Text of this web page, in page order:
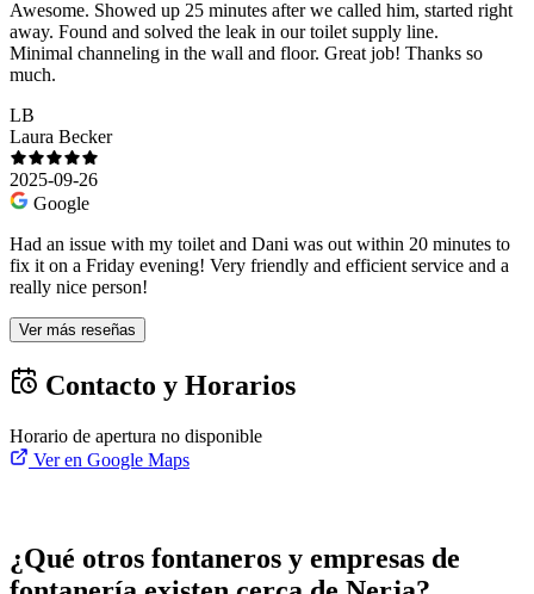
Awesome. Showed up 25 minutes after we called him, started right
away. Found and solved the leak in our toilet supply line.
Minimal channeling in the wall and floor. Great job! Thanks so
much.
LB
Laura Becker
2025-09-26
Google
Had an issue with my toilet and Dani was out within 20 minutes to
fix it on a Friday evening! Very friendly and efficient service and a
really nice person!
Ver más reseñas
Contacto y Horarios
Horario de apertura no disponible
Ver en Google Maps
¿Qué otros fontaneros y empresas de